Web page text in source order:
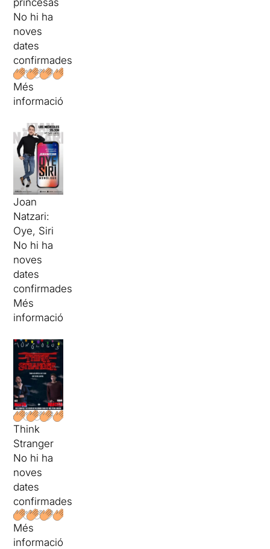
princesas
No hi ha
noves
dates
confirmades
Més
informació
Joan
Natzari:
Oye, Siri
No hi ha
noves
dates
confirmades
Més
informació
Think
Stranger
No hi ha
noves
dates
confirmades
Més
informació